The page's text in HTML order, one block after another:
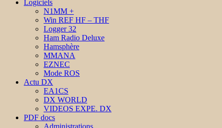
Logiciels
N1MM +
Win REF HF – THF
Logger 32
Ham Radio Deluxe
Hamsphère
MMANA
EZNEC
Mode ROS
Actu DX
EA1CS
DX WORLD
VIDEOS EXPE. DX
PDF docs
Administrations